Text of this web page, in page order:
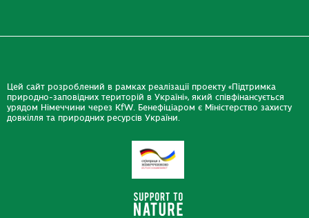
Цей сайт розроблений в рамках реалізації проекту «Підтримка
природно-заповідних територій в Україні», який співфінансується
урядом Німеччини через KfW. Бенефіціаром є Міністерство захисту
довкілля та природних ресурсів України.